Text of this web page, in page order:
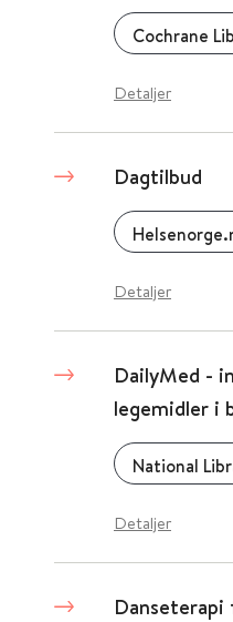
Cochrane
Detaljer
Dagtilbud
Detaljer
DailyMed -
legemidler i
Detaljer